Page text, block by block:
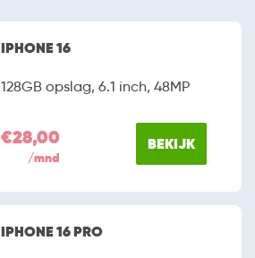
IPHONE 16
128GB opslag, 6.1 inch, 48MP
€28,00
/mnd
BEKIJK
IPHONE 16 PRO